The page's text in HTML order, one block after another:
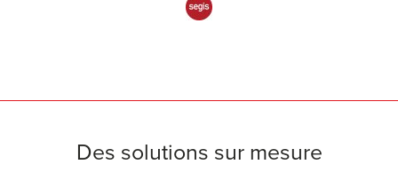
Des solutions sur mesure